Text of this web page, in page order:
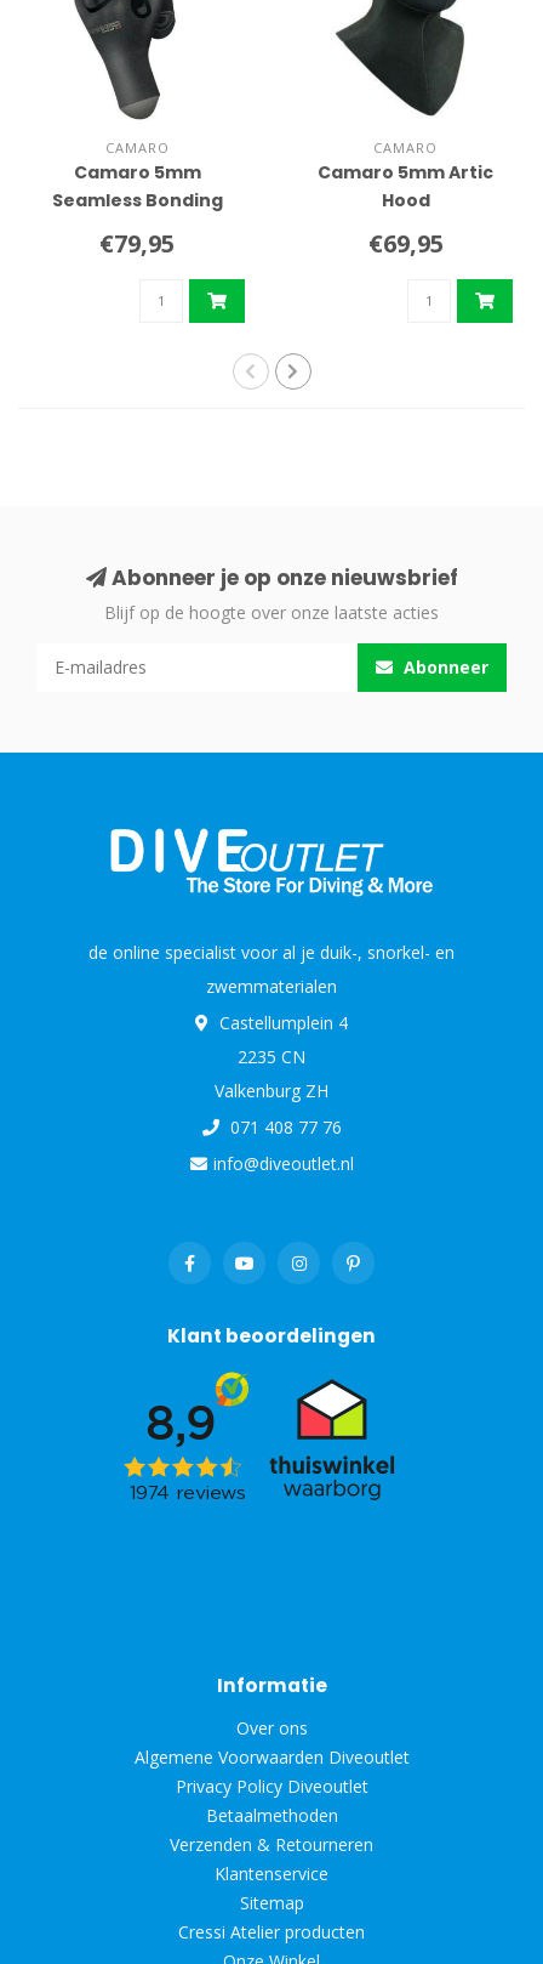
CAMARO
Camaro 5mm
Seamless Bonding
€79,95
CAMARO
Camaro 5mm Artic
Hood
€69,95
Abonneer je op onze nieuwsbrief
Blijf op de hoogte over onze laatste acties
Abonneer
de online specialist voor al je duik-, snorkel- en
zwemmaterialen
Castellumplein 4
2235 CN
Valkenburg ZH
071 408 77 76
info@diveoutlet.nl
Klant beoordelingen
Informatie
Over ons
Algemene Voorwaarden Diveoutlet
Privacy Policy Diveoutlet
Betaalmethoden
Verzenden & Retourneren
Klantenservice
Sitemap
Cressi Atelier producten